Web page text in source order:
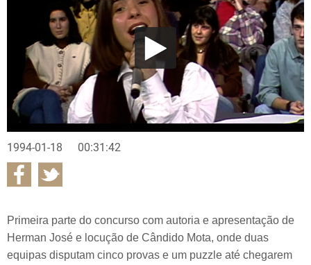
1994-01-18 00:31:42
Primeira parte do concurso com autoria e apresentação de
Herman José e locução de Cândido Mota, onde duas
equipas disputam cinco provas e um puzzle até chegarem